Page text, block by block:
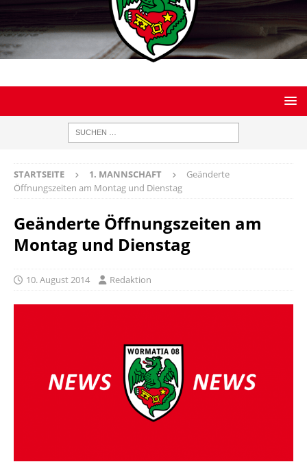
STARTSEITE 1. MANNSCHAFT
Geänderte
Öffnungszeiten am Montag und Dienstag
Geänderte Öffnungszeiten am
Montag und Dienstag
10. August 2014 Redaktion